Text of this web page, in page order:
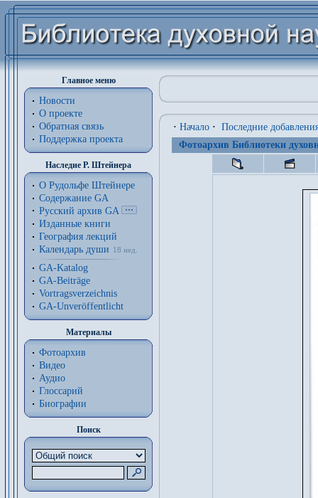
Главное меню
Новости
О проекте
Обратная связь
Поддержка проекта
Наследие Р. Штейнера
О Рудольфе Штейнере
Содержание GA
Русский архив GA
Изданные книги
География лекций
Календарь души
18 нед.
GA-Katalog
GA-Beiträge
Vortragsverzeichnis
GA-Unveröffentlicht
Материалы
Фотоархив
Видео
Аудио
Глоссарий
Биографии
Поиск
· Начало · Последние
Фотоархив Библиотеки